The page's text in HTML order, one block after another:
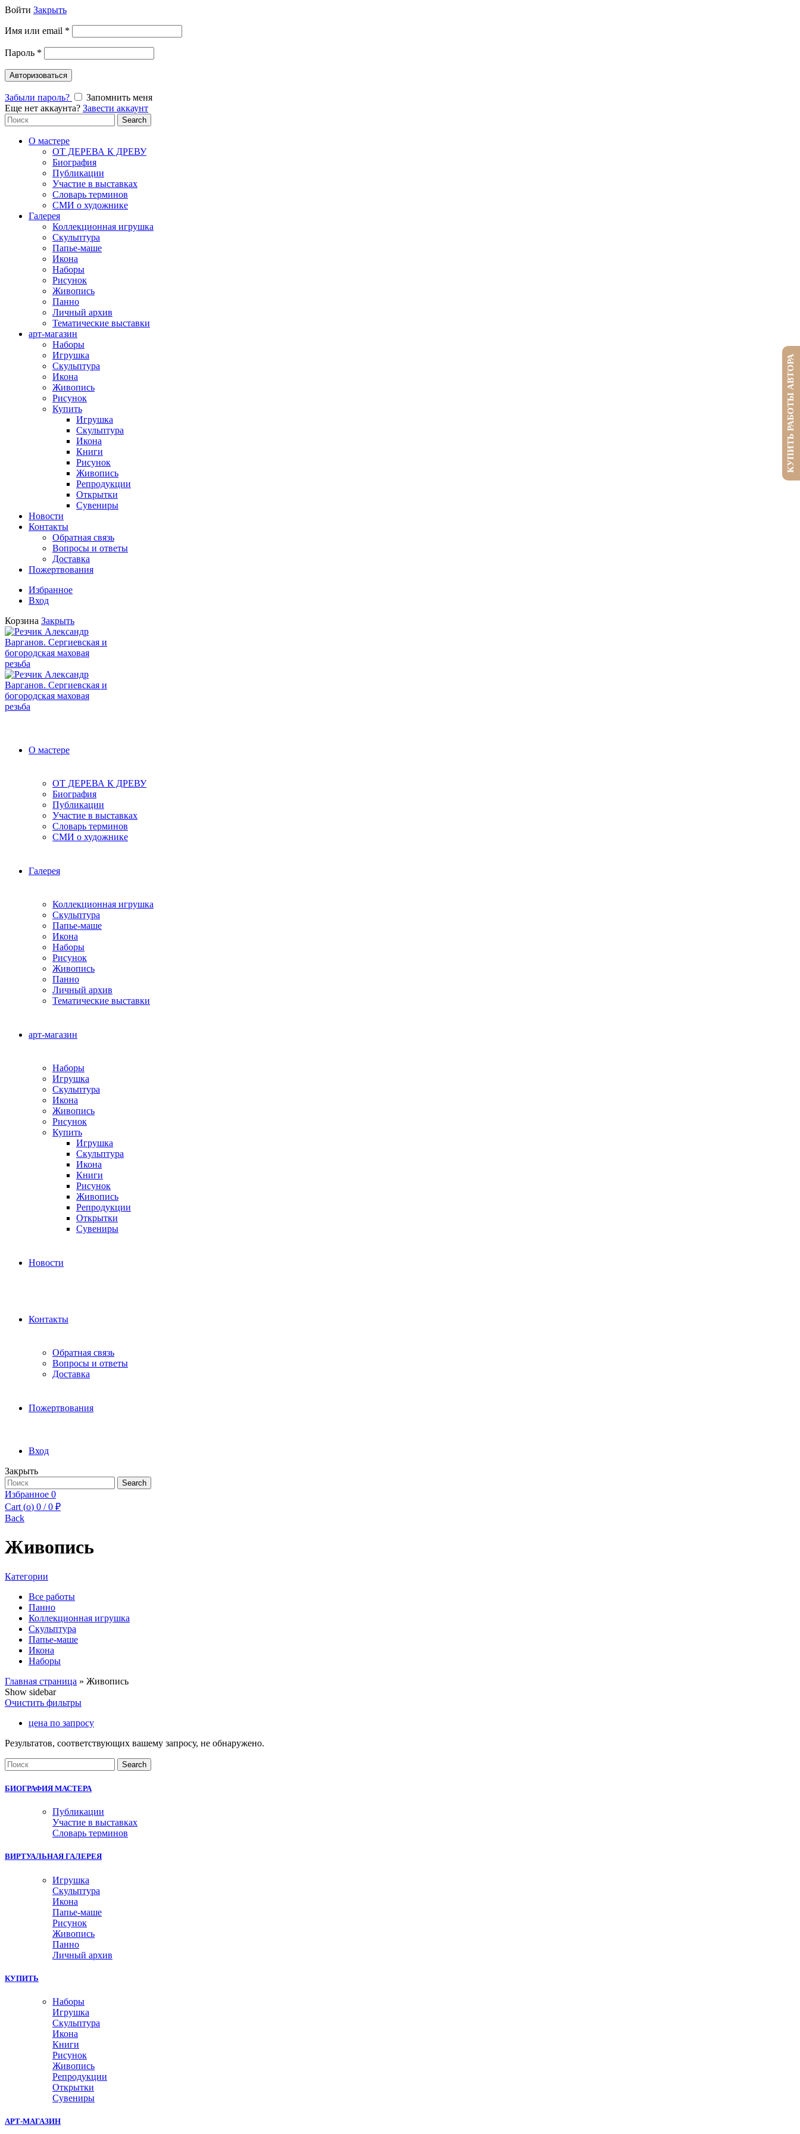
Войти Закрыть
Имя или email *
Пароль *
Авторизоваться
Забыли пароль?
Запомнить меня
Еще нет аккаунта? Завести аккаунт
Search
for:
Search
О мастере
ОТ ДЕРЕВА К ДРЕВУ
Биография
Публикации
Участие в выставках
Словарь терминов
СМИ о художнике
Галерея
Коллекционная игрушка
Скульптура
Папье-маше
Икона
Наборы
Рисунок
Живопись
Панно
Личный архив
Тематические выставки
арт-магазин
Наборы
Игрушка
Скульптура
Икона
Живопись
Рисунок
Купить
Игрушка
Скульптура
Икона
Книги
Рисунок
Живопись
Репродукции
Открытки
Сувениры
Новости
Контакты
Обратная связь
Вопросы и ответы
Доставка
Пожертвования
Избранное
Вход
Корзина Закрыть
О мастере
ОТ ДЕРЕВА К ДРЕВУ
Биография
Публикации
Участие в выставках
Словарь терминов
СМИ о художнике
Галерея
Коллекционная игрушка
Скульптура
Папье-маше
Икона
Наборы
Рисунок
Живопись
Панно
Личный архив
Тематические выставки
арт-магазин
Наборы
Игрушка
Скульптура
Икона
Живопись
Рисунок
Купить
Игрушка
Скульптура
Икона
Книги
Рисунок
Живопись
Репродукции
Открытки
Сувениры
Новости
Контакты
Обратная связь
Вопросы и ответы
Доставка
Пожертвования
Вход
Закрыть
Search
for:
Search
Избранное 0
Cart (o) 0 / 0 ₽
Back
Живопись
Категории
Все работы
Панно
Коллекционная игрушка
Скульптура
Папье-маше
Икона
Наборы
Главная страница » Живопись
Show sidebar
Очистить фильтры
цена по запросу
Результатов, соответствующих вашему запросу, не обнаружено.
Search
for:
Search
БИОГРАФИЯ МАСТЕРА
Публикации
Участие в выставках
Словарь терминов
ВИРТУАЛЬНАЯ ГАЛЕРЕЯ
Игрушка
Скульптура
Икона
Папье-маше
Рисунок
Живопись
Панно
Личный архив
КУПИТЬ
Наборы
Игрушка
Скульптура
Икона
Книги
Рисунок
Живопись
Репродукции
Открытки
Сувениры
АРТ-МАГАЗИН
КУПИТЬ РАБОТЫ АВТОРА